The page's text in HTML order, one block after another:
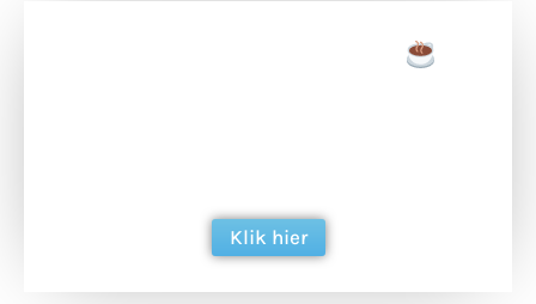
Klik hier